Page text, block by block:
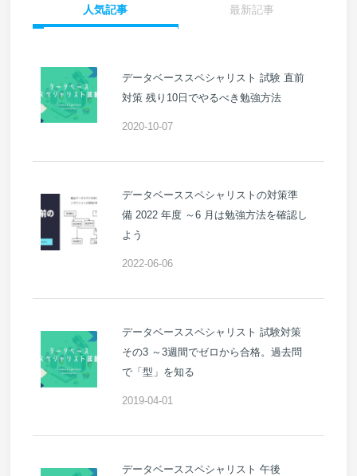
人気記事 最新記事
データベーススペシャリスト 試験 直前
対策 残り10日でやるべき勉強方法
2020-10-07
データベーススペシャリストの対策準
備 2022 年度 ～6 月は勉強方法を確認し
よう
2022-06-06
データベーススペシャリスト 試験対策
その3 ～3週間でゼロから合格。過去問
で「型」を知る
2019-04-01
データベーススペシャリスト 午後